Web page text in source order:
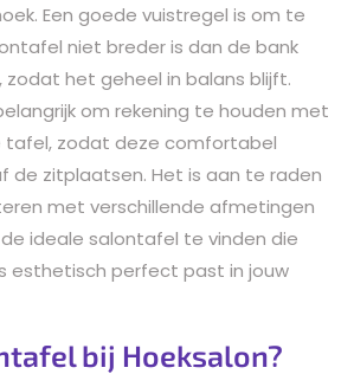
Een goede vuistregel is om te
niet breder is dan de bank
het geheel in balans blijft.
om rekening te houden met
tafel, zodat deze comfortabel
de zitplaatsen. Het is aan te raden
met verschillende afmetingen
ideale salontafel te vinden die
esthetisch perfect past in jouw
bij Hoeksalon?